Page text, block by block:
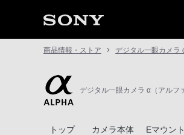
商品情報・ストア デジタル一眼カメラ
デジタル一眼カメラ α（アルフ
トップ カメラ本体 Eマウン